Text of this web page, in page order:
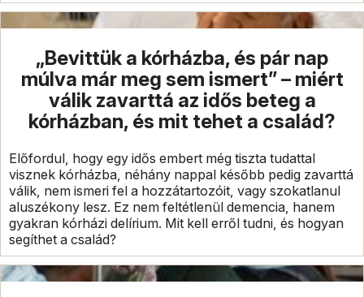
„Bevittük a kórházba, és pár nap
múlva már meg sem ismert” – miért
válik zavarttá az idős beteg a
kórházban, és mit tehet a család?
Előfordul, hogy egy idős embert még tiszta tudattal
visznek kórházba, néhány nappal később pedig zavarttá
válik, nem ismeri fel a hozzátartozóit, vagy szokatlanul
aluszékony lesz. Ez nem feltétlenül demencia, hanem
gyakran kórházi delírium. Mit kell erről tudni, és hogyan
segíthet a család?